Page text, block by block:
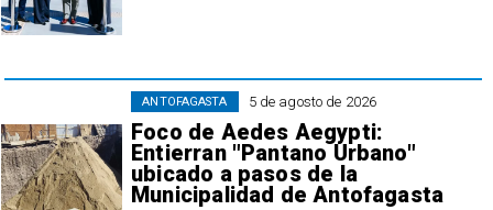
5 de agosto de 2026
Foco de Aedes Aegypti:
Entierran "Pantano Urbano"
ubicado a pasos de la
Municipalidad de Antofagasta
ANTOFAGASTA